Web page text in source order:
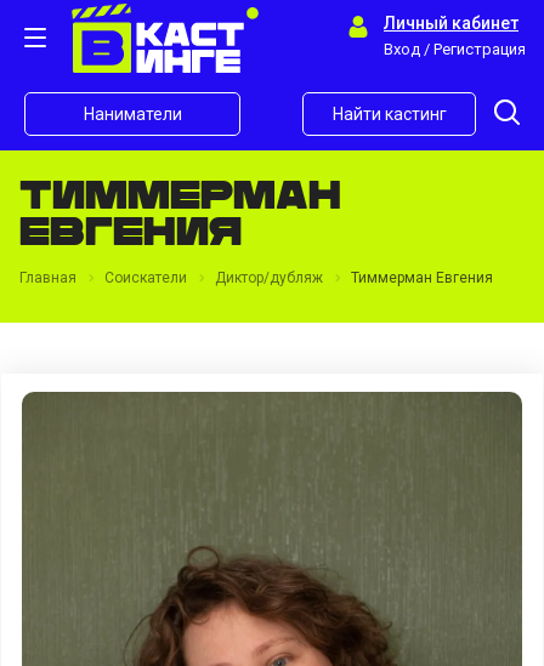
Личный кабинет
Вход / Регистрация
Наниматели Найти кастинг
Тиммерман
Евгения
Главная Соискатели Диктор/дубляж Тиммерман Евгения